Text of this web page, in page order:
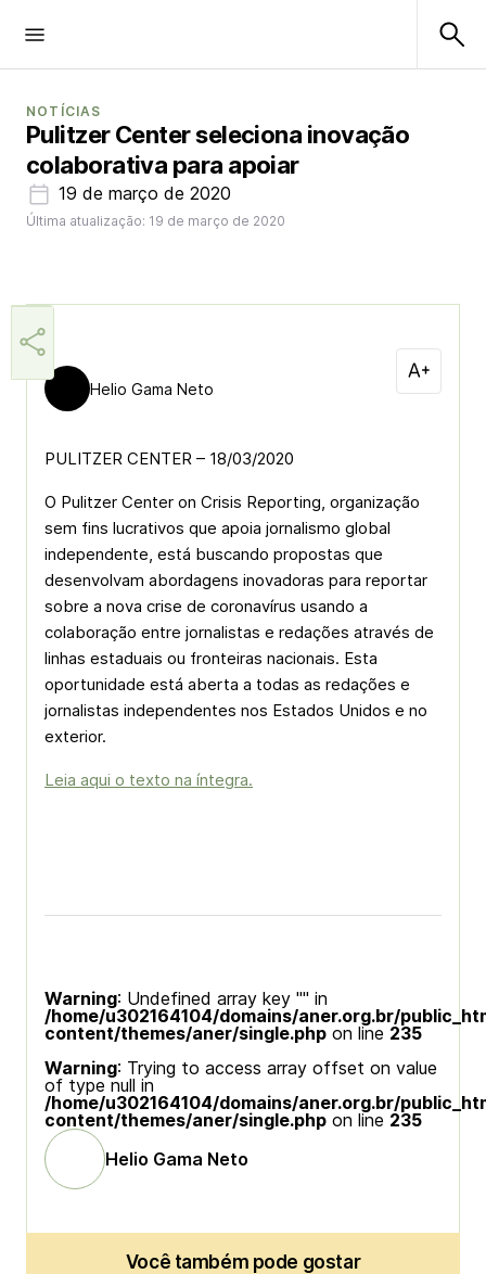
NOTÍCIAS
Pulitzer Center seleciona inovação
colaborativa para apoiar
19 de março de 2020
Última atualização: 19 de março de 2020
Helio Gama Neto
PULITZER CENTER – 18/03/2020
O Pulitzer Center on Crisis Reporting, organização
sem fins lucrativos que apoia jornalismo global
independente, está buscando propostas que
desenvolvam abordagens inovadoras para reportar
sobre a nova crise de coronavírus usando a
colaboração entre jornalistas e redações através de
linhas estaduais ou fronteiras nacionais. Esta
oportunidade está aberta a todas as redações e
jornalistas independentes nos Estados Unidos e no
exterior.
Leia aqui o texto na íntegra.
Warning: Undefined array key "" in
/home/u302164104/domains/aner.org.br/
content/themes/aner/single.php on line 235
Warning: Trying to access array offset on value
of type null in
/home/u302164104/domains/aner.org.br/
content/themes/aner/single.php on line 235
Helio Gama Neto
Você também pode gostar